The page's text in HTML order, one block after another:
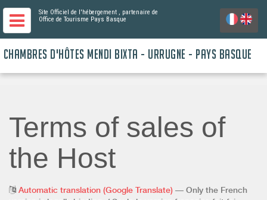
Site Officiel de l'hébergement , partenaire de
Office de Tourisme Pays Basque
CHAMBRES D'HÔTES MENDI BIXTA - URRUGNE - PAYS BASQUE
Terms of sales of
the Host
Automatic translation (Google Translate) — Only the French